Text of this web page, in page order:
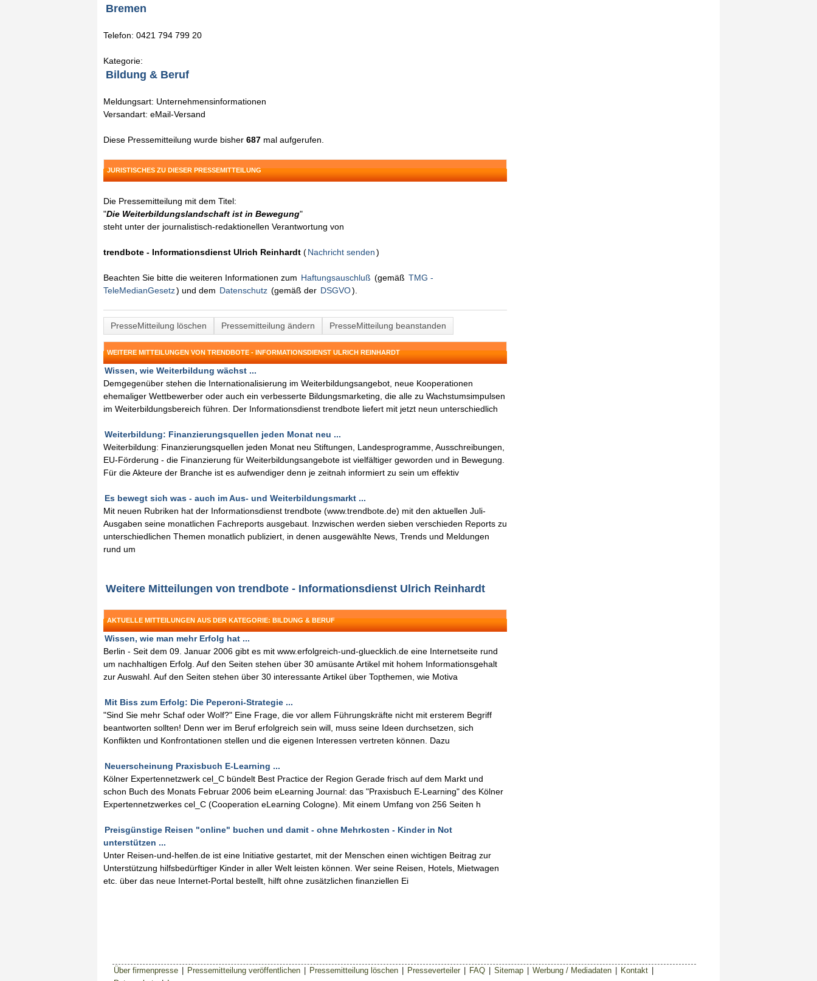
Bremen
Telefon: 0421 794 799 20
Kategorie:
Bildung & Beruf
Meldungsart: Unternehmensinformationen
Versandart: eMail-Versand
Diese Pressemitteilung wurde bisher 687 mal aufgerufen.
JURISTISCHES ZU DIESER PRESSEMITTEILUNG
Die Pressemitteilung mit dem Titel:
"Die Weiterbildungslandschaft ist in Bewegung"
steht unter der journalistisch-redaktionellen Verantwortung von
trendbote - Informationsdienst Ulrich Reinhardt (Nachricht senden)
Beachten Sie bitte die weiteren Informationen zum Haftungsauschluß (gemäß TMG -
TeleMedianGesetz) und dem Datenschutz (gemäß der DSGVO).
PresseMitteilung löschen Pressemitteilung ändern PresseMitteilung beanstanden
WEITERE MITTEILUNGEN VON TRENDBOTE - INFORMATIONSDIENST ULRICH REINHARDT
Wissen, wie Weiterbildung wächst ...
Demgegenüber stehen die Internationalisierung im Weiterbildungsangebot, neue Kooperationen
ehemaliger Wettbewerber oder auch ein verbesserte Bildungsmarketing, die alle zu Wachstumsimpulsen
im Weiterbildungsbereich führen. Der Informationsdienst trendbote liefert mit jetzt neun unterschiedlich
Weiterbildung: Finanzierungsquellen jeden Monat neu ...
Weiterbildung: Finanzierungsquellen jeden Monat neu Stiftungen, Landesprogramme, Ausschreibungen,
EU-Förderung - die Finanzierung für Weiterbildungsangebote ist vielfältiger geworden und in Bewegung.
Für die Akteure der Branche ist es aufwendiger denn je zeitnah informiert zu sein um effektiv
Es bewegt sich was - auch im Aus- und Weiterbildungsmarkt ...
Mit neuen Rubriken hat der Informationsdienst trendbote (www.trendbote.de) mit den aktuellen Juli-
Ausgaben seine monatlichen Fachreports ausgebaut. Inzwischen werden sieben verschieden Reports zu
unterschiedlichen Themen monatlich publiziert, in denen ausgewählte News, Trends und Meldungen
rund um
Weitere Mitteilungen von trendbote - Informationsdienst Ulrich Reinhardt
AKTUELLE MITTEILUNGEN AUS DER KATEGORIE: BILDUNG & BERUF
Wissen, wie man mehr Erfolg hat ...
Berlin - Seit dem 09. Januar 2006 gibt es mit www.erfolgreich-und-gluecklich.de eine Internetseite rund
um nachhaltigen Erfolg. Auf den Seiten stehen über 30 amüsante Artikel mit hohem Informationsgehalt
zur Auswahl. Auf den Seiten stehen über 30 interessante Artikel über Topthemen, wie Motiva
Mit Biss zum Erfolg: Die Peperoni-Strategie ...
"Sind Sie mehr Schaf oder Wolf?" Eine Frage, die vor allem Führungskräfte nicht mit ersterem Begriff
beantworten sollten! Denn wer im Beruf erfolgreich sein will, muss seine Ideen durchsetzen, sich
Konflikten und Konfrontationen stellen und die eigenen Interessen vertreten können. Dazu
Neuerscheinung Praxisbuch E-Learning ...
Kölner Expertennetzwerk cel_C bündelt Best Practice der Region Gerade frisch auf dem Markt und
schon Buch des Monats Februar 2006 beim eLearning Journal: das "Praxisbuch E-Learning" des Kölner
Expertennetzwerkes cel_C (Cooperation eLearning Cologne). Mit einem Umfang von 256 Seiten h
Preisgünstige Reisen "online" buchen und damit - ohne Mehrkosten - Kinder in Not
unterstützen ...
Unter Reisen-und-helfen.de ist eine Initiative gestartet, mit der Menschen einen wichtigen Beitrag zur
Unterstützung hilfsbedürftiger Kinder in aller Welt leisten können. Wer seine Reisen, Hotels, Mietwagen
etc. über das neue Internet-Portal bestellt, hilft ohne zusätzlichen finanziellen Ei
Über firmenpresse Pressemitteilung veröffentlichen Pressemitteilung löschen Presseverteiler FAQ Sitemap Werbung / Mediadaten Kontakt